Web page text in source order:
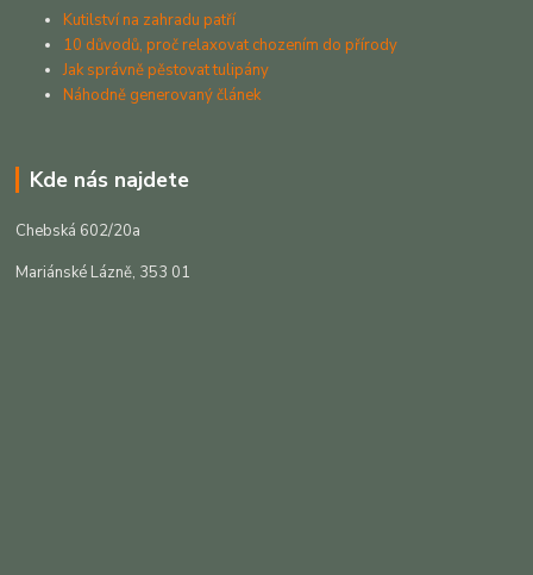
Kutilství na zahradu patří
10 důvodů, proč relaxovat chozením do přírody
Jak správně pěstovat tulipány
Náhodně generovaný článek
Kde nás najdete
Chebská 602/20a
Mariánské Lázně, 353 01